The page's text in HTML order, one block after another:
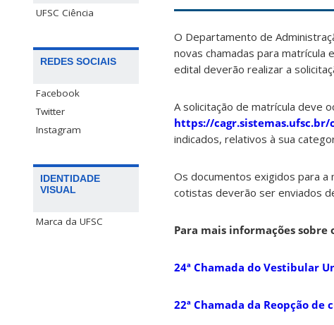
UFSC Ciência
REDES SOCIAIS
Facebook
Twitter
Instagram
IDENTIDADE
VISUAL
Marca da UFSC
O Departamento de
novas chamadas para matrícula
edital deverão realizar a
A solicitação de matrícula deve
https://cagr.sistemas.ufsc.br/
indicados, relativos à sua
Os documentos exigidos para a
cotistas deverão ser enviados
Para mais informações sobre
24ª Chamada do Vestibular
22ª Chamada da Reopção de